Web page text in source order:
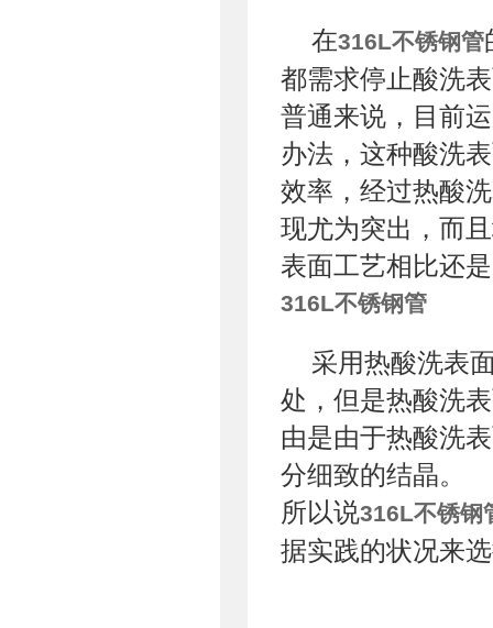
在316L不锈钢管
都需求停止酸洗
普通来说，目前
办法，这种酸洗
效率，经过热酸
现尤为突出，而
表面工艺相比还
316L不锈钢管
采用热酸洗表
处，但是热酸洗
由是由于热酸洗
分细致的结晶。
所以说316L不锈钢
据实践的状况来